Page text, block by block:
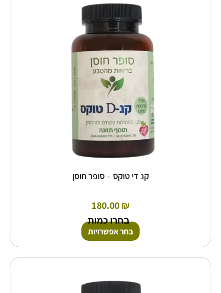
קנ די טוקס – סופר חוסן
180.00₪
בחרו כמות
בחר אפשרויות
יש
מספר
סוגים.
ניתן
לבחור
את
האפשרויות
בעמוד
המוצר
יש